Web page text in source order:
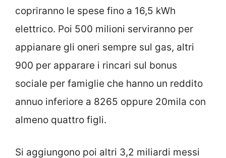
copriranno le spese fino a 16,5 kWh
elettrico. Poi 500 milioni serviranno per
appianare gli oneri sempre sul gas, altri
900 per apparare i rincari sul bonus
sociale per famiglie che hanno un reddito
annuo inferiore a 8265 oppure 20mila con
almeno quattro figli.
Si aggiungono poi altri 3,2 miliardi messi